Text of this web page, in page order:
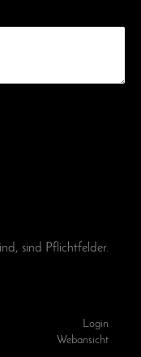
sind Pflichtfelder.
Login
Webansicht